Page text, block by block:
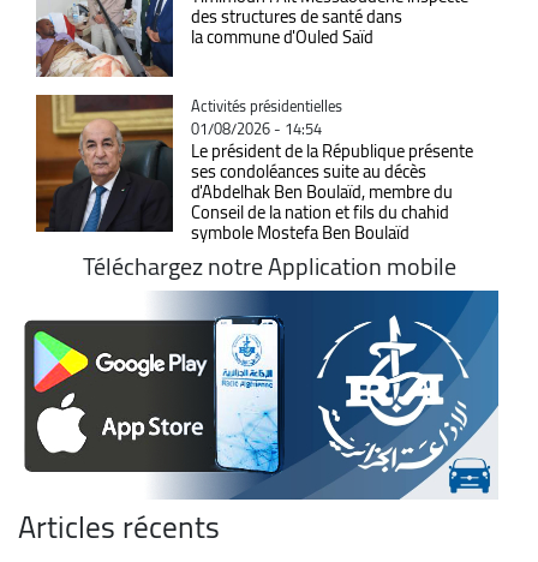
des structures de santé dans
la commune d'Ouled Saïd
Catégorie
Activités présidentielles
01/08/2026 - 14:54
Le président de la République présente
ses condoléances suite au décès
d'Abdelhak Ben Boulaïd, membre du
Conseil de la nation et fils du chahid
symbole Mostefa Ben Boulaïd
Téléchargez notre Application mobile
Articles récents